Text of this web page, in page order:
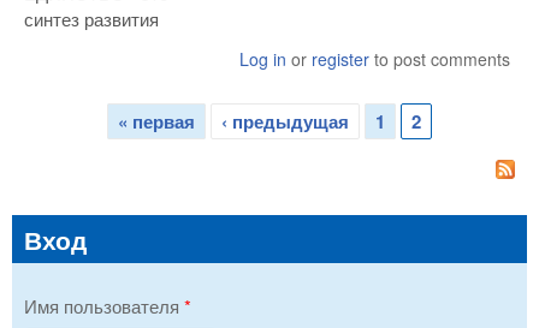
синтез развития
Log in or register to post comments
Страницы
« первая ‹ предыдущая 1 2
Вход
Имя пользователя *